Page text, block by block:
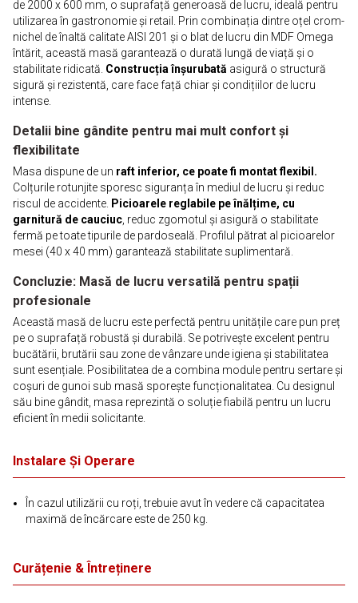
de 2000 x 600 mm, o suprafață generoasă de lucru, ideală pentru
utilizarea în gastronomie și retail. Prin combinația dintre oțel crom-
nichel de înaltă calitate AISI 201 și o blat de lucru din MDF Omega
întărit, această masă garantează o durată lungă de viață și o
stabilitate ridicată. Construcția înșurubată asigură o structură
sigură și rezistentă, care face față chiar și condițiilor de lucru
intense.
Detalii bine gândite pentru mai mult confort și
flexibilitate
Masa dispune de un raft inferior, ce poate fi montat flexibil.
Colțurile rotunjite sporesc siguranța în mediul de lucru și reduc
riscul de accidente. Picioarele reglabile pe înălțime, cu
garnitură de cauciuc , reduc zgomotul și asigură o stabilitate
fermă pe toate tipurile de pardoseală. Profilul pătrat al picioarelor
mesei (40 x 40 mm) garantează stabilitate suplimentară.
Concluzie: Masă de lucru versatilă pentru spații
profesionale
Această masă de lucru este perfectă pentru unitățile care pun preț
pe o suprafață robustă și durabilă. Se potrivește excelent pentru
bucătării, brutării sau zone de vânzare unde igiena și stabilitatea
sunt esențiale. Posibilitatea de a combina module pentru sertare și
coșuri de gunoi sub masă sporește funcționalitatea. Cu designul
său bine gândit, masa reprezintă o soluție fiabilă pentru un lucru
eficient în medii solicitante.
Instalare Și Operare
În cazul utilizării cu roți, trebuie avut în vedere că capacitatea
maximă de încărcare este de 250 kg.
Curățenie & Întreținere